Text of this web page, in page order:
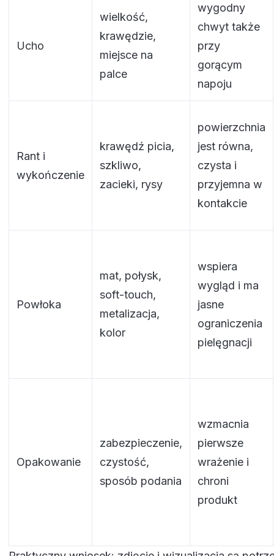
Ucho
wielkość,
krawędzie,
miejsce na
palce
wygodny
chwyt także
przy
gorącym
napoju
Rant i
wykończenie
krawędź picia,
szkliwo,
zacieki, rysy
powierzchnia
jest równa,
czysta i
przyjemna w
kontakcie
Powłoka
mat, połysk,
soft-touch,
metalizacja,
kolor
wspiera
wygląd i ma
jasne
ograniczenia
pielęgnacji
Opakowanie
zabezpieczenie,
czystość,
sposób podania
wzmacnia
pierwsze
wrażenie i
chroni
produkt